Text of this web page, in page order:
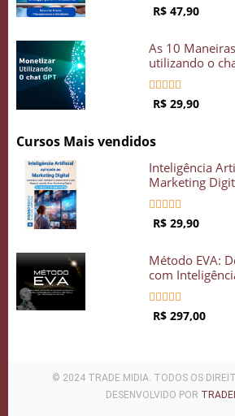
R$ 47,90
As 10
utilizando o
    
R$ 29,90
Cursos Mais vendidos
Inteligência
Marketing
    
R$ 29,90
Método EVA:
com
    
R$ 297,00
© 2024 TRADE MIDIA. TODOS OS
DESENVOLVIDO POR